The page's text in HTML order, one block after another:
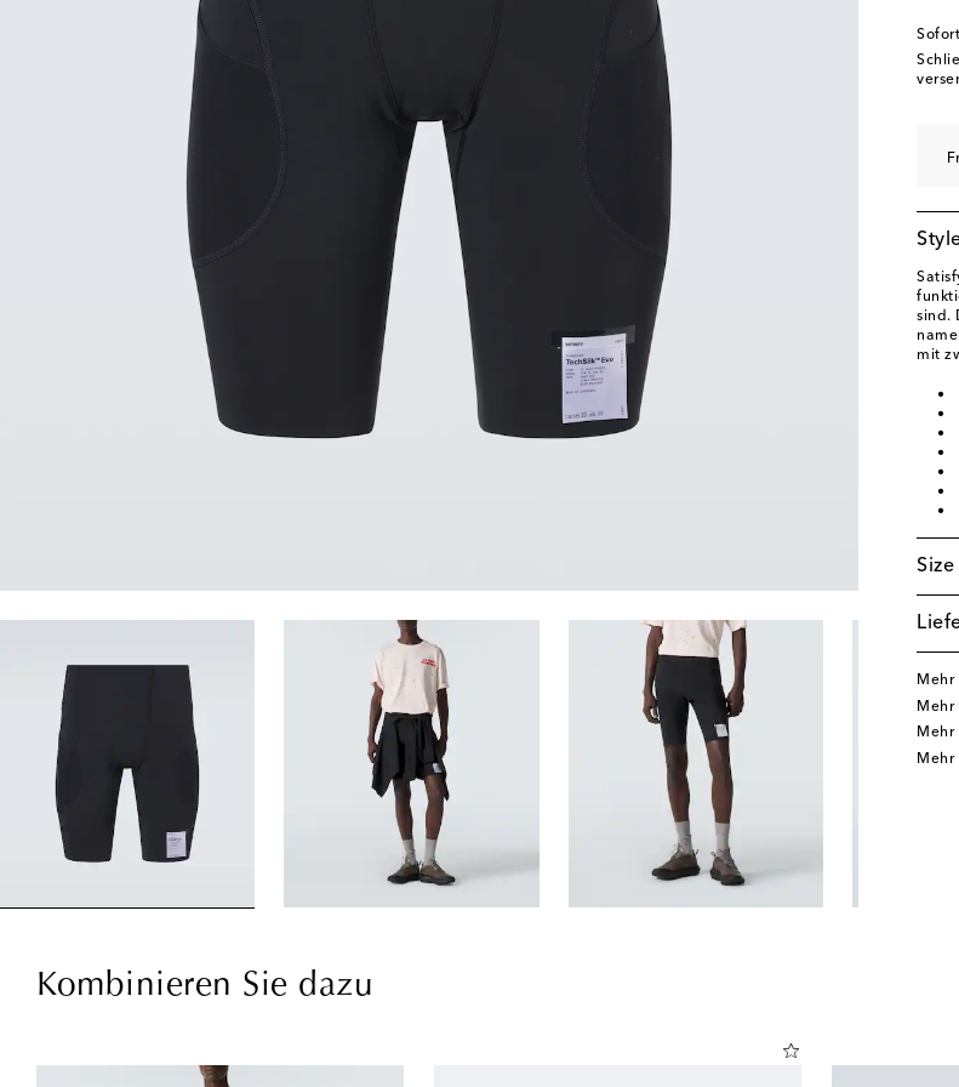
sind.
mit
Mehr
Mehr
Mehr
Mehr
Kombinieren Sie dazu